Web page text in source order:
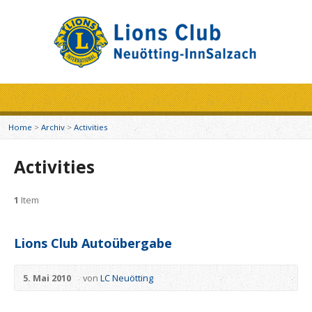
Home > Archiv>Activities
Activities
1 Item
Lions Club Autoübergabe
5. Mai 2010 von LC Neuötting